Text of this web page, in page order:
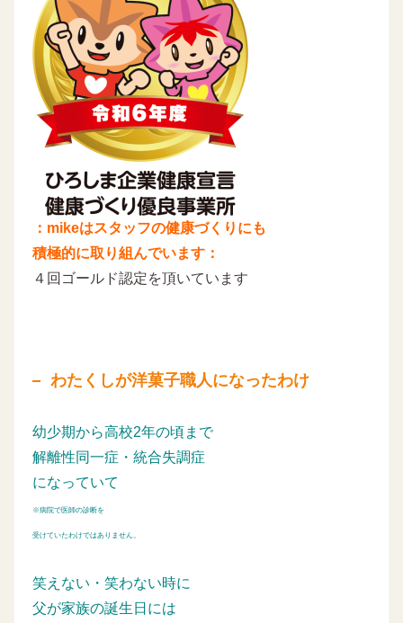
：mikeはスタッフの健康づくりにも
積極的に取り組んでいます：
４回ゴールド認定を頂いています
わたくしが洋菓子職人になったわけ
幼少期から高校2年の頃まで
解離性同一症・統合失調症
になっていて
※病院で医師の診断を
受けていたわけではありません。
笑えない・笑わない時に
父が家族の誕生日には